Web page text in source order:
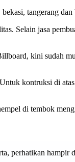
tangerang dan
Selain jasa
kini sudah
kontruksi di
di tembok
perhatikan hampir